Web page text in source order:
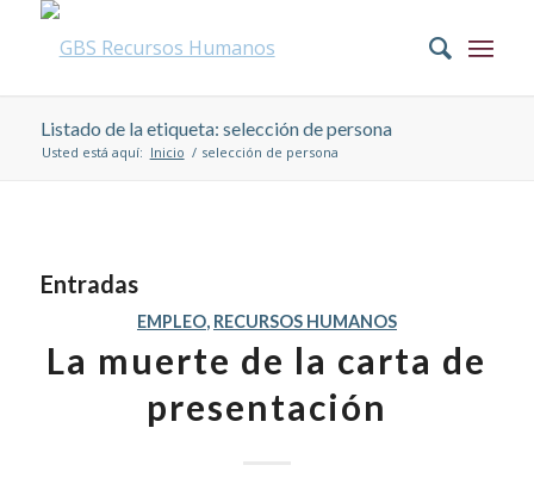
Listado de la etiqueta: selección de persona
Usted está aquí: Inicio / selección de persona
Entradas
EMPLEO, RECURSOS HUMANOS
La muerte de la carta de
presentación